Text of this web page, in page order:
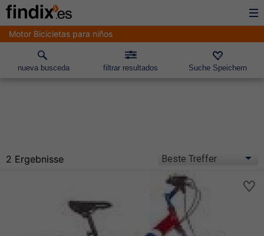
Motor Bicicletas para niños
nueva busceda filtrar resultados Suche Speichern
2 Ergebnisse